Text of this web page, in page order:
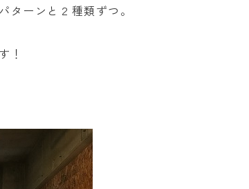
ターンと２種類ずつ。
！